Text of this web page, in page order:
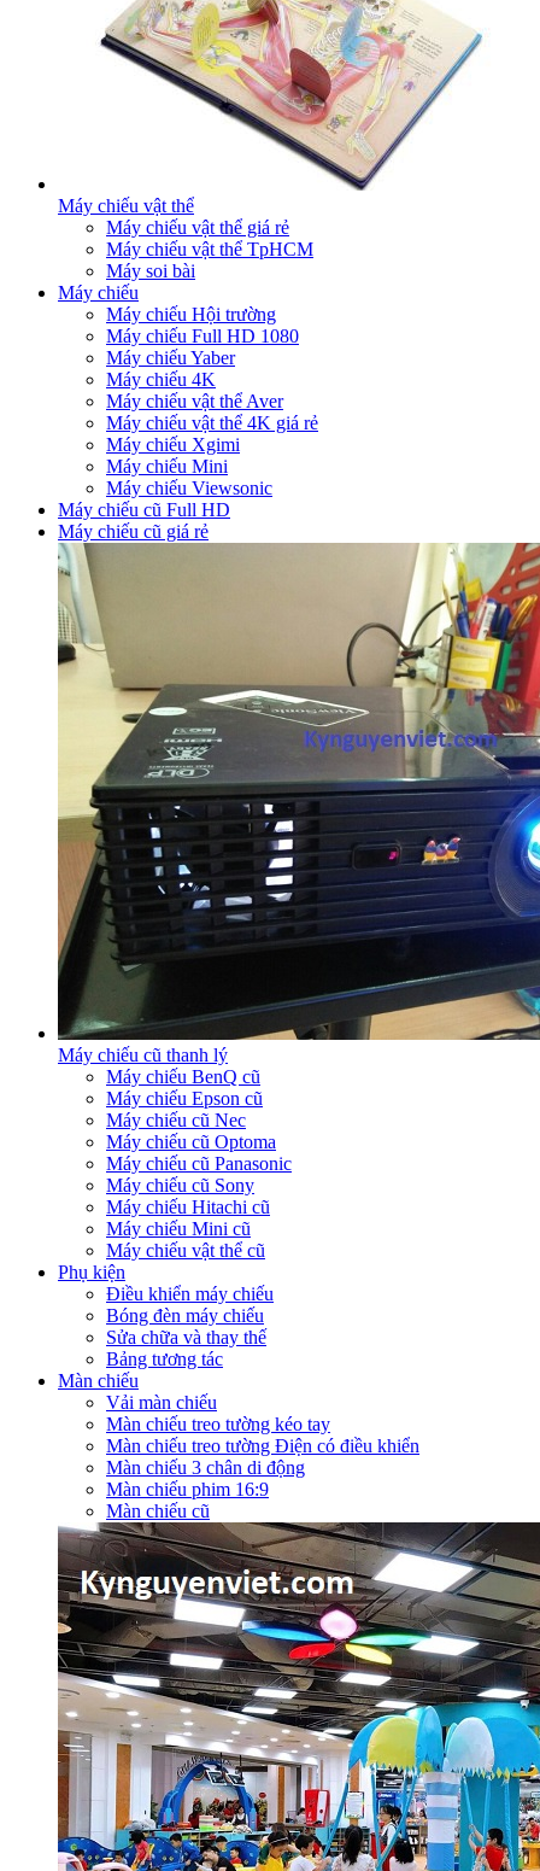
Máy chiếu vật thể
Máy chiếu vật thể giá rẻ
Máy chiếu vật thể TpHCM
Máy soi bài
Máy chiếu
Máy chiếu Hội trường
Máy chiếu Full HD 1080
Máy chiếu Yaber
Máy chiếu 4K
Máy chiếu vật thể Aver
Máy chiếu vật thể 4K giá rẻ
Máy chiếu Xgimi
Máy chiếu Mini
Máy chiếu Viewsonic
Máy chiếu cũ Full HD
Máy chiếu cũ giá rẻ
Máy chiếu cũ thanh lý
Máy chiếu BenQ cũ
Máy chiếu Epson cũ
Máy chiếu cũ Nec
Máy chiếu cũ Optoma
Máy chiếu cũ Panasonic
Máy chiếu cũ Sony
Máy chiếu Hitachi cũ
Máy chiếu Mini cũ
Máy chiếu vật thể cũ
Phụ kiện
Điều khiển máy chiếu
Bóng đèn máy chiếu
Sửa chữa và thay thế
Bảng tương tác
Màn chiếu
Vải màn chiếu
Màn chiếu treo tường kéo tay
Màn chiếu treo tường Điện có điều khiển
Màn chiếu 3 chân di động
Màn chiếu phim 16:9
Màn chiếu cũ